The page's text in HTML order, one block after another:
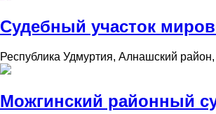
Судебный участок
Республика Удмуртия, Алнашский
Можгинский районный